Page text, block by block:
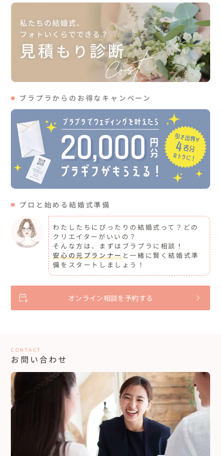
ブラプラからのお得なキャンペーン
プロと始める結婚式準備
わたしたちにぴったりの結婚式って？どの
クリエイターがいいの？
そんな方は、まずはブラプラに相談！
安心の元プランナーと一緒に賢く結婚式準
備をスタートしましょう！
オンライン相談を予約する
CONTACT
お問い合わせ